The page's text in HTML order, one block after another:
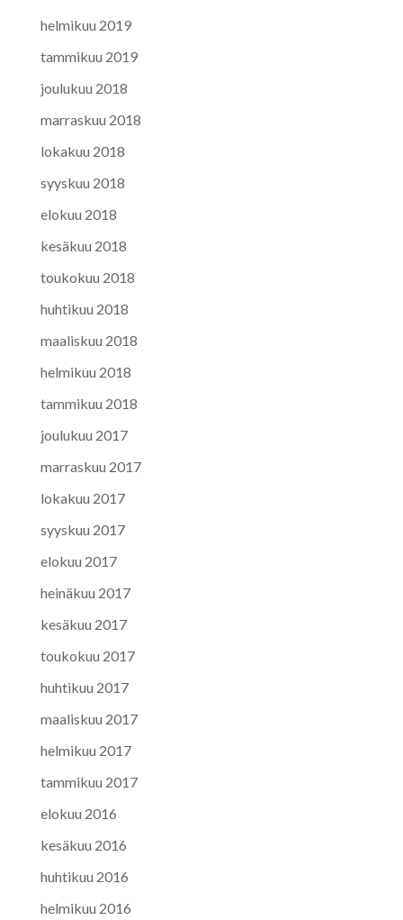
helmikuu 2019
tammikuu 2019
joulukuu 2018
marraskuu 2018
lokakuu 2018
syyskuu 2018
elokuu 2018
kesäkuu 2018
toukokuu 2018
huhtikuu 2018
maaliskuu 2018
helmikuu 2018
tammikuu 2018
joulukuu 2017
marraskuu 2017
lokakuu 2017
syyskuu 2017
elokuu 2017
heinäkuu 2017
kesäkuu 2017
toukokuu 2017
huhtikuu 2017
maaliskuu 2017
helmikuu 2017
tammikuu 2017
elokuu 2016
kesäkuu 2016
huhtikuu 2016
helmikuu 2016